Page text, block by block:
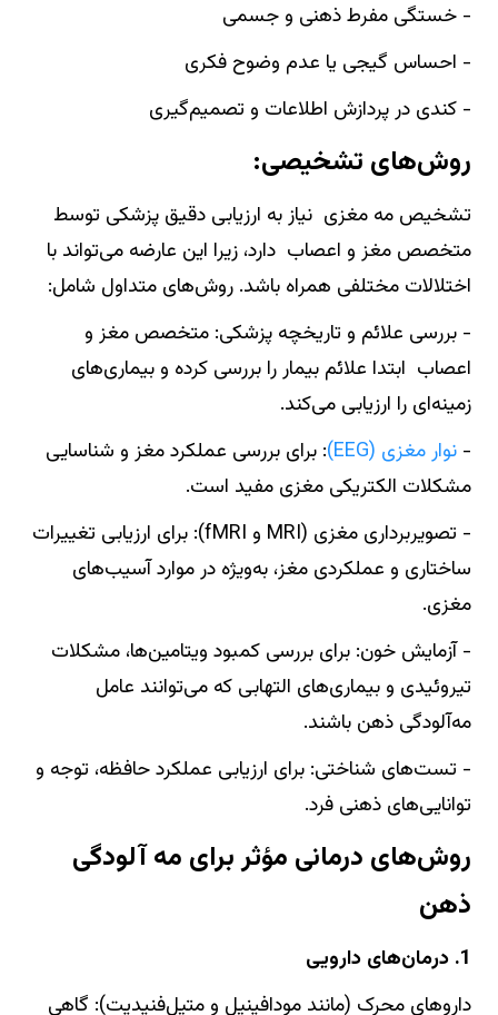
- خستگی مفرط ذهنی و جسمی
- احساس گیجی یا عدم وضوح فکری
- کندی در پردازش اطلاعات و تصمیم‌گیری
روش‌های تشخیصی:
تشخیص مه‌ مغزی نیاز به ارزیابی دقیق پزشکی توسط
متخصص مغز و اعصاب دارد، زیرا این عارضه می‌تواند با
اختلالات مختلفی همراه باشد. روش‌های متداول شامل:
- بررسی علائم و تاریخچه پزشکی: متخصص مغز و
اعصاب ابتدا علائم بیمار را بررسی کرده و بیماری‌های
زمینه‌ای را ارزیابی می‌کند.
- نوار مغزی (EEG)
: برای بررسی عملکرد مغز و شناسایی
مشکلات الکتریکی مغزی مفید است.
- تصویربرداری مغزی (MRI و fMRI): برای ارزیابی تغییرات
ساختاری و عملکردی مغز، به‌ویژه در موارد آسیب‌های
مغزی.
- آزمایش خون: برای بررسی کمبود ویتامین‌ها، مشکلات
تیروئیدی و بیماری‌های التهابی که می‌توانند عامل
مه‌آلودگی ذهن باشند.
- تست‌های شناختی: برای ارزیابی عملکرد حافظه، توجه و
توانایی‌های ذهنی فرد.
روش‌های درمانی مؤثر برای مه‌ آلودگی
ذهن
1. درمان‌های دارویی
داروهای محرک (مانند مودافینیل و متیل‌فنیدیت): گاهی